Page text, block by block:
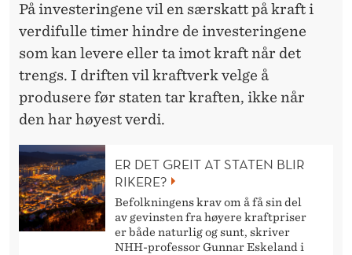
På investeringene vil en særskatt på kraft i
verdifulle timer hindre de investeringene
som kan levere eller ta imot kraft når det
trengs. I driften vil kraftverk velge å
produsere før staten tar kraften, ikke når
den har høyest verdi.
ER DET GREIT AT STATEN BLIR
RIKERE?
Befolkningens krav om å få sin del
av gevinsten fra høyere kraftpriser
er både naturlig og sunt, skriver
NHH-professor Gunnar Eskeland i